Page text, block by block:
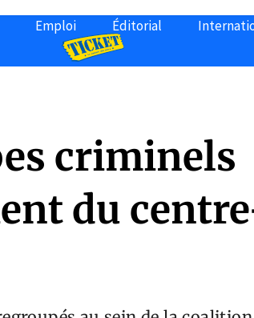
Emploi Éditorial
criminels
du